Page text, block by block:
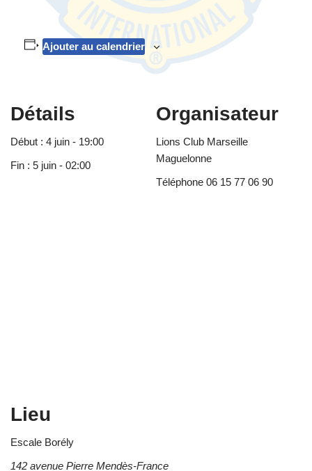
Ajouter au calendrier
Détails
Début : 4 juin - 19:00
Fin : 5 juin - 02:00
Organisateur
Lions Club Marseille
Maguelonne
Téléphone 06 15 77 06 90
Lieu
Escale Borély
142 avenue Pierre Mendès-France